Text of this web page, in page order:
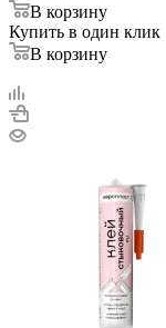
В корзину
Купить в один клик
В корзину